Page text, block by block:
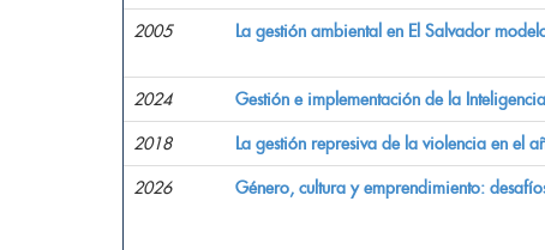
2005 La gestión ambiental en El Salvador
2024 Gestión e implementación de la
2018 La gestión represiva de la violencia en el
2026 Género, cultura y emprendimiento: